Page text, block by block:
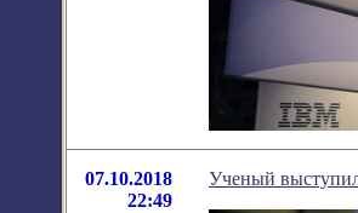
07.10.2018
22:49
Ученый